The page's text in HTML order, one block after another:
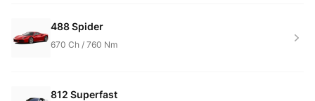
488 Spider
670 Ch / 760 Nm
812 Superfast